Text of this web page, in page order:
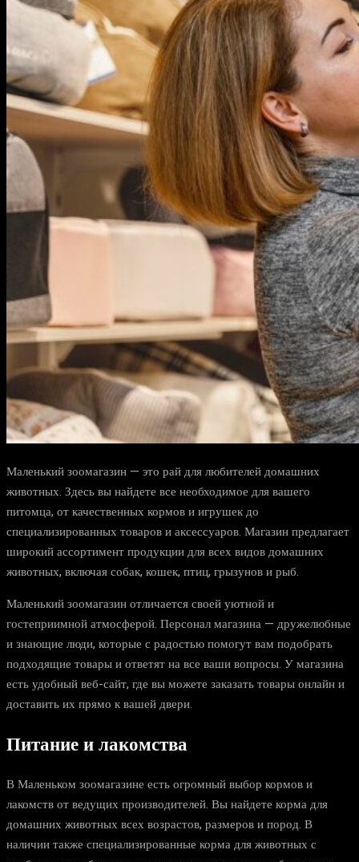
Маленький зоомагазин — это рай для любителей домашних
животных. Здесь вы найдете все необходимое для вашего
питомца, от качественных кормов и игрушек до
специализированных товаров и аксессуаров. Магазин предлагает
широкий ассортимент продукции для всех видов домашних
животных, включая собак, кошек, птиц, грызунов и рыб.
Маленький зоомагазин отличается своей уютной и
гостеприимной атмосферой. Персонал магазина — дружелюбные
и знающие люди, которые с радостью помогут вам подобрать
подходящие товары и ответят на все ваши вопросы. У магазина
есть удобный веб-сайт, где вы можете заказать товары онлайн и
доставить их прямо к вашей двери.
Питание и лакомства
В Маленьком зоомагазине есть огромный выбор кормов и
лакомств от ведущих производителей. Вы найдете корма для
домашних животных всех возрастов, размеров и пород. В
наличии также специализированные корма для животных с